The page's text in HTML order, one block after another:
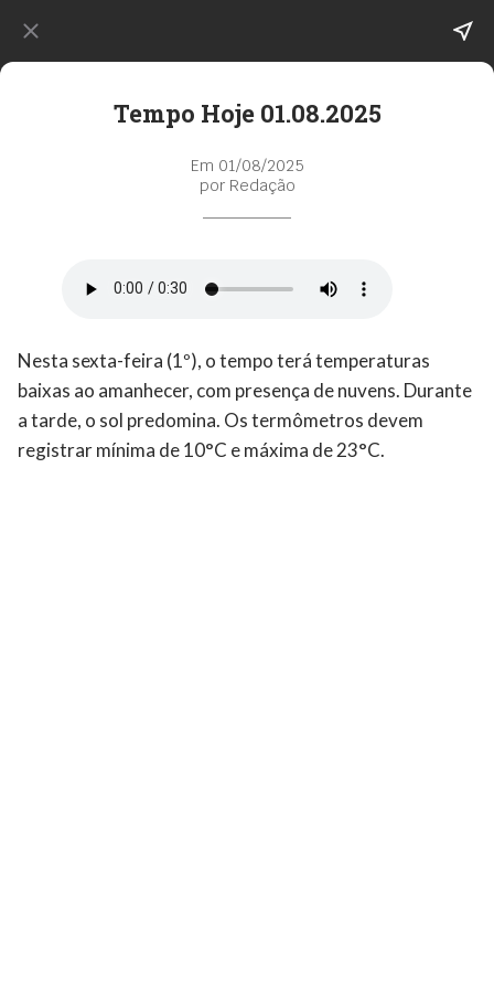
Tempo Hoje 01.08.2025
Em 01/08/2025
por Redação
Nesta sexta-feira (1º), o tempo terá temperaturas
baixas ao amanhecer, com presença de nuvens. Durante
a tarde, o sol predomina. Os termômetros devem
registrar mínima de 10°C e máxima de 23°C.